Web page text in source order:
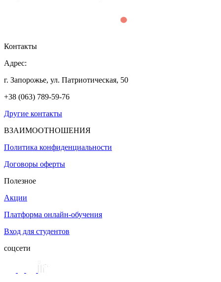
Контакты
Адрес:
г. Запорожье, ул. Патриотическая, 50
+38 (063) 789-59-76
Другие контакты
ВЗАИМООТНОШЕНИЯ
Политика конфиденциальности
Договоры оферты
Полезное
Акции
Платформа онлайн-обучения
Вход для студентов
соцсети